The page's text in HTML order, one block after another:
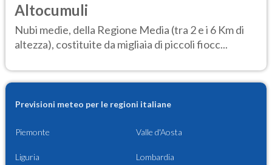
Altocumuli
Nubi medie, della Regione Media (tra 2 e i 6 Km di
altezza), costituite da migliaia di piccoli fiocc...
Previsioni meteo per le regioni italiane
Piemonte Valle d'Aosta
Liguria Lombardia